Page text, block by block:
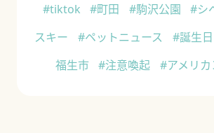
#tiktok #町田 #駒沢公園
#シ
スキー
#ペットニュース #誕生日
福生市 #注意喚起 #アメリ